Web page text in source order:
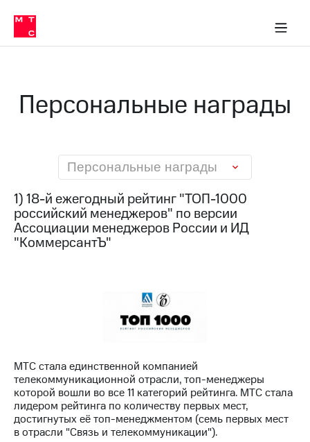
Медиа-центр
и акционерам
Устойчивое развитие
Комплаенс и деловая этика
компании
в МТС
Руководство
Правовая
информация
Контакты
Достижения
Интервью
Финансовая
МТС
о технологиях
Персональные награды
Персональные награды
1) 18-й ежегодный рейтинг "ТОП-1000
российский менеджеров" по версии
Ассоциации менеджеров России и ИД
"КоммерсантЪ"
МТС стала единственной компанией
телекоммуникационной отрасли, топ-менеджеры
которой вошли во все 11 категорий рейтинга. МТС стала
лидером рейтинга по количеству первых мест,
достигнутых её топ-менеджментом (семь первых мест
в отрасли "Связь и телекоммуникации").